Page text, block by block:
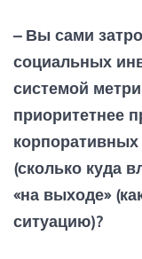
– Вы сами
социальных
системой
приоритетнее
корпоративных
(сколько куда
«на выходе»
ситуацию)?